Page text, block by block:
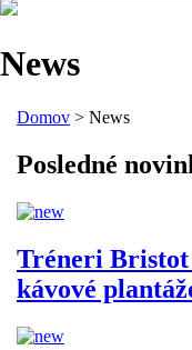
News
Domov > News
Posledné
Tréneri
kávové